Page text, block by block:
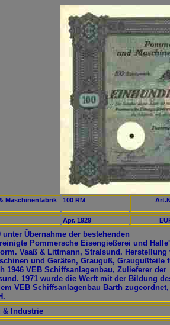
Maschinenfabrik
100 RM
Apr. 1929
unter Übernahme der bestehenden
Pommersche Eisengießerei und
Vaaß & Littmann, Stralsund. Herstellung
und Geräten, Grauguß, Graugußteile
1946 VEB Schiffsanlagenbau, Zulieferer der
1971 wurde die Werft mit der Bildung
VEB Schiffsanlagenbau Barth zugeordnet,
& Industrie